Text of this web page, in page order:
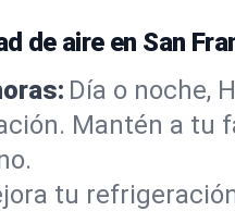
de aire en San
Día o noche,
Mantén a tu
tu